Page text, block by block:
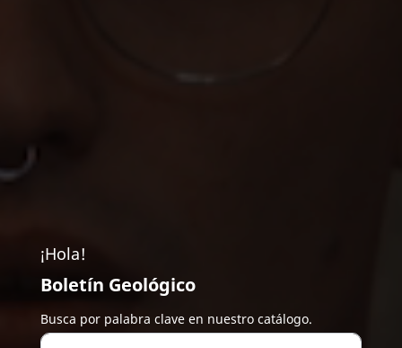
¡Hola!
Boletín Geológico
Busca por palabra clave en nuestro catálogo.